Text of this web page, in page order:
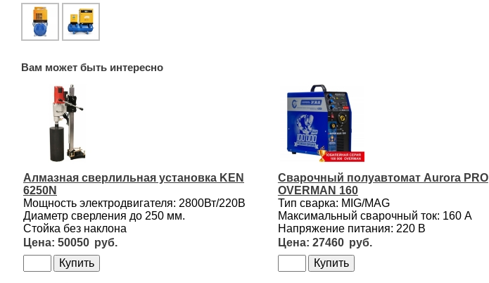
Вам может быть интересно
Алмазная сверлильная установка KEN
6250N
Мощность электродвигателя: 2800Вт/220В
Диаметр сверления до 250 мм.
Стойка без наклона
50050
Сварочный полуавтомат Aurora PRO
OVERMAN 160
Тип сварка: MIG/MAG
Максимальный сварочный ток: 160 А
Напряжение питания: 220 В
27460